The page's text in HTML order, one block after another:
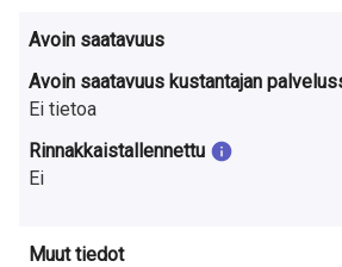
Avoin saatavuus
Avoin saatavuus kustantajan
Ei tietoa
Rinnakkaistallennettu
Ei
Muut tiedot